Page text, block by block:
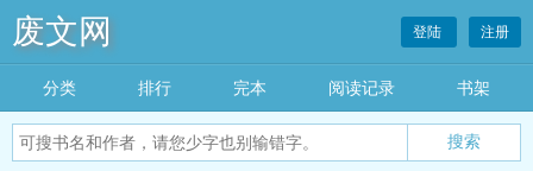
废文网 登陆 注册
分类 排行 完本 阅读记录 书架